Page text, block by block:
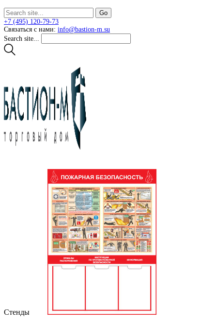
+7 (495) 120-79-73
Связаться с нами: info@bastion-m.su
Search site...
Стенды